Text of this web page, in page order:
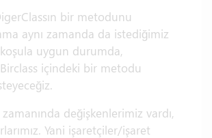
bir metodunu
aynı zamanda da istediğimiz
uygun durumda,
Birclass içindeki bir metodu
değişkenlerimiz vardı,
Yani işaretçiler/işaret